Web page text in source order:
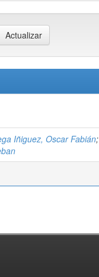
Iñiguez, Oscar Fabián;